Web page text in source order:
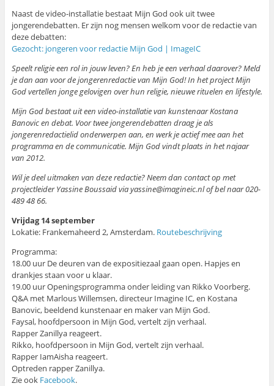
Naast de video-installatie bestaat Mijn God ook uit twee
jongerendebatten. Er zijn nog mensen welkom voor de redactie van
deze debatten:
Gezocht: jongeren voor redactie Mijn God | ImageIC
Speelt religie een rol in jouw leven? En heb je een verhaal daarover? Meld
je dan aan voor de jongerenredactie van Mijn God! In het project Mijn
God vertellen jonge gelovigen over hun religie, nieuwe rituelen en lifestyle.
Mijn God bestaat uit een video-installatie van kunstenaar Kostana
Banovic en debat. Voor twee jongerendebatten draag je als
jongerenredactielid onderwerpen aan, en werk je actief mee aan het
programma en de communicatie. Mijn God vindt plaats in het najaar
van 2012.
Wil je deel uitmaken van deze redactie? Neem dan contact op met
projectleider Yassine Boussaid via yassine@imagineic.nl of bel naar 020-
489 48 66.
Vrijdag 14 september
Lokatie: Frankemaheerd 2, Amsterdam. Routebeschrijving
Programma:
18.00 uur De deuren van de expositiezaal gaan open. Hapjes en
drankjes staan voor u klaar.
19.00 uur Openingsprogramma onder leiding van Rikko Voorberg.
Q&A met Marlous Willemsen, directeur Imagine IC, en Kostana
Banovic, beeldend kunstenaar en maker van Mijn God.
Faysal, hoofdpersoon in Mijn God, vertelt zijn verhaal.
Rapper Zanillya reageert.
Rikko, hoofdpersoon in Mijn God, vertelt zijn verhaal.
Rapper IamAisha reageert.
Optreden rapper Zanillya.
Zie ook Facebook.